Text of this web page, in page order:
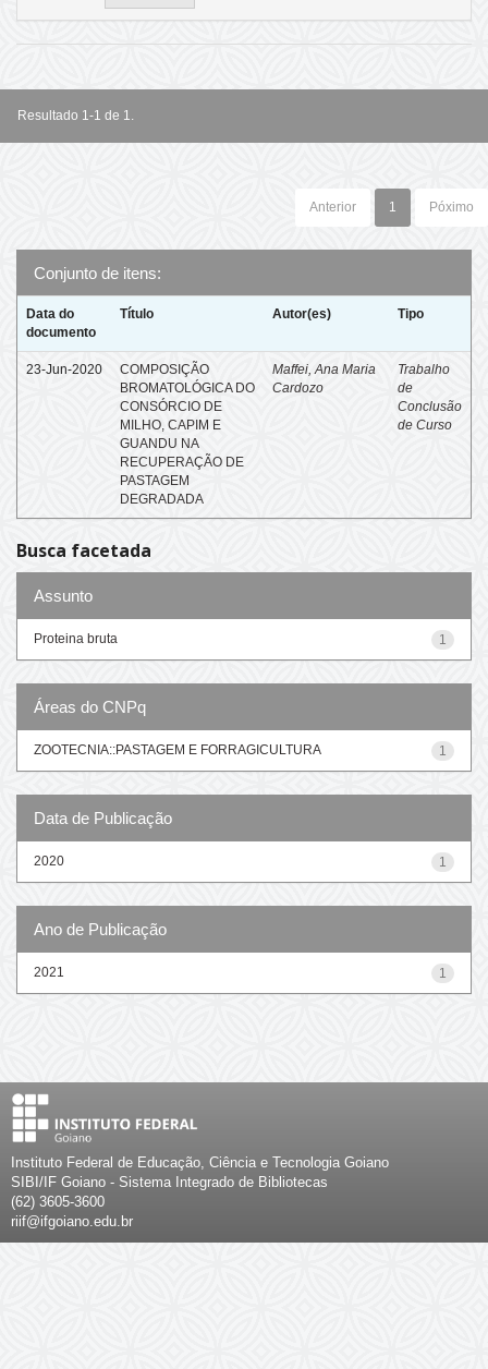
Resultado 1-1 de 1.
Anterior 1 Póximo
Conjunto de itens:
Data do
documento
Título Autor(es) Tipo
23-Jun-2020
COMPOSIÇÃO
BROMATOLÓGICA DO
CONSÓRCIO DE
MILHO, CAPIM E
GUANDU NA
RECUPERAÇÃO DE
PASTAGEM
DEGRADADA
Maffei, Ana Maria
Cardozo
Trabalho
de
Conclusão
de Curso
Busca facetada
Assunto
1
Proteina bruta
Áreas do CNPq
1
ZOOTECNIA::PASTAGEM E FORRAGICULTURA
Data de Publicação
1
2020
Ano de Publicação
1
2021
Instituto Federal de Educação, Ciência e Tecnologia Goiano
SIBI/IF Goiano - Sistema Integrado de Bibliotecas
(62) 3605-3600
riif@ifgoiano.edu.br